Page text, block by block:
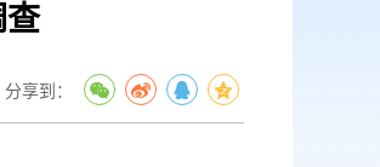
分享到：